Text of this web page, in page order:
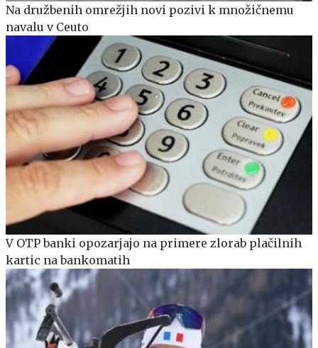
Na družbenih omrežjih novi pozivi k množičnemu
navalu v Ceuto
V OTP banki opozarjajo na primere zlorab plačilnih
kartic na bankomatih